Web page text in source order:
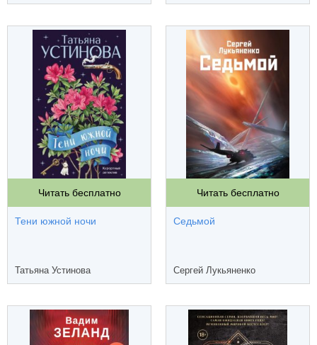
Читать бесплатно
Тени южной ночи
Татьяна Устинова
Читать бесплатно
Седьмой
Сергей Лукьяненко